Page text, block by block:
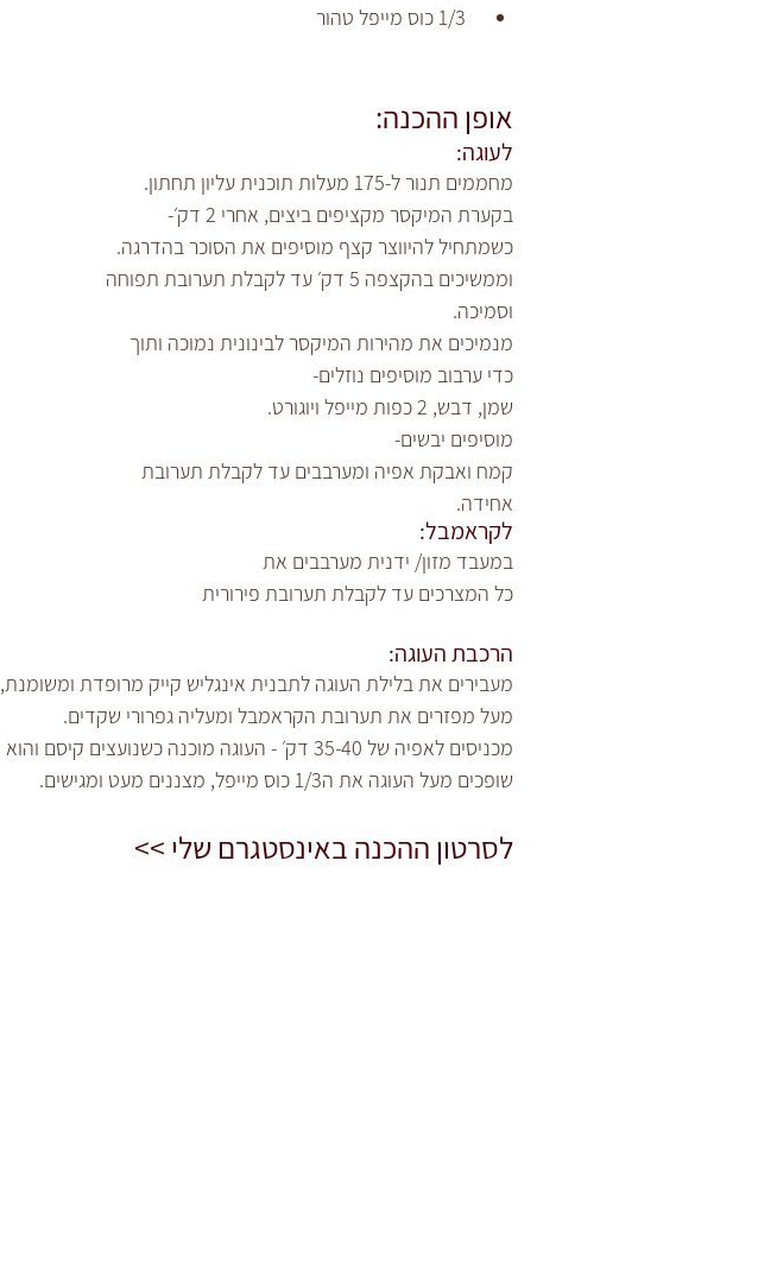
אופן ההכנה:
לעוגה:
מחממים תנור ל-175 מעלות תוכנית עליון תחתון.
בקערת המיקסר מקציפים ביצים, אחרי 2 דק׳-
כשמתחיל להיווצר קצף מוסיפים את הסוכר בהדרגה.
וממשיכים בהקצפה 5 דק׳ עד לקבלת תערובת תפוחה
וסמיכה.
מנמיכים את מהירות המיקסר לבינונית נמוכה ותוך
כדי ערבוב מוסיפים נוזלים-
שמן, דבש, 2 כפות מייפל ויוגורט.
מוסיפים יבשים-
קמח ואבקת אפיה ומערבבים עד לקבלת תערובת
אחידה.
לקראמבל:
במעבד מזון/ ידנית מערבבים את
כל המצרכים עד לקבלת תערובת פירורית
הרכבת העוגה:
מעבירים את בלילת העוגה לתבנית אינגליש קייק מרופדת ומשומנת,
מעל מפזרים את תערובת הקראמבל ומעליה גפרורי שקדים.
מכניסים לאפיה של 35-40 דק׳ - העוגה מוכנה כשנועצים קיסם והוא יוצא עם פירורים לחים.
שופכים מעל העוגה את ה1/3 כוס מייפל, מצננים מעט ומגישים.
לסרטון ההכנה באינסטגרם שלי >>